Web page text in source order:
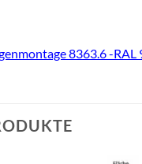
8363.6 -